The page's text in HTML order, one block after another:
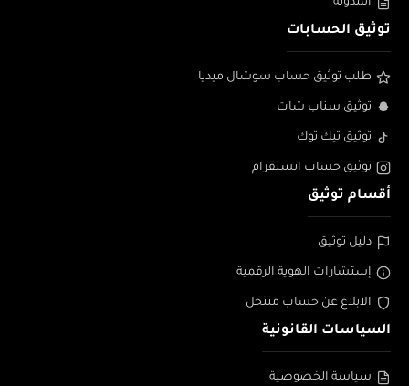
المدونة
توثيق الحسابات
طلب توثيق حساب سوشال ميديا
توثيق سناب شات
توثيق تيك توك
توثيق حساب انستقرام
أقسام توثيق
دليل توثيق
إستشارات الهوية الرقمية
الابلاغ عن حساب منتحل
السياسات القانونية
سياسة الخصوصية